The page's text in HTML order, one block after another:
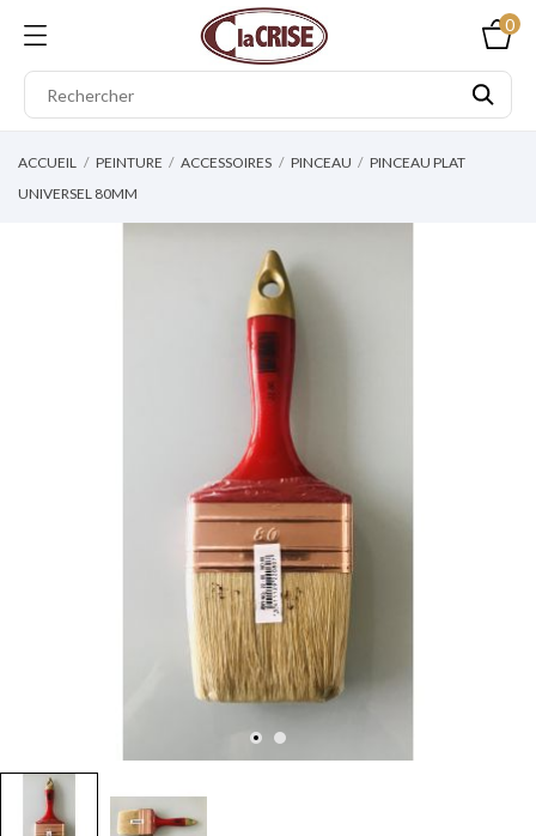
0
ACCUEIL PEINTURE ACCESSOIRES PINCEAU
PINCEAU PLAT
UNIVERSEL 80MM